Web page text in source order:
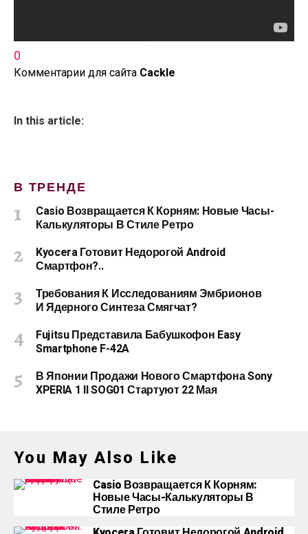
0
Комментарии для сайта Cackle
In this article:
В ТРЕНДЕ
Casio Возвращается К Корням: Новые Часы-
Калькуляторы В Стиле Ретро
Kyocera Готовит Недорогой Android
Смартфон?..
Требования К Исследованиям Эмбрионов
И Ядерного Синтеза Смягчат?
Fujitsu Представила Бабушкофон Easy
Smartphone F-42A
В Японии Продажи Нового Смартфона Sony
XPERIA 1 II SOG01 Стартуют 22 Мая
You May Also Like
Casio Возвращается К Корням:
Новые Часы-Калькуляторы В
Стиле Ретро